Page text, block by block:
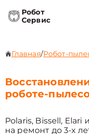
Робот
Сервис
Главная/Робот-
роботе-
Polaris, Bissell, Elari
на ремонт до 3-х